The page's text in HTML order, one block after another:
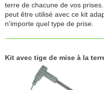
terre de chacune de vos
peut être utilisé avec ce kit
n'importe quel type de prise.
Kit avec tige de mise à la